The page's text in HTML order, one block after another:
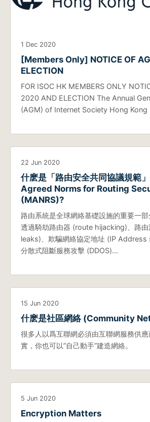
1 Dec 2020
[Members Only] NOTICE OF
ELECTION
FOR ISOC HK MEMBERS ONLY
2020 AND ELECTION The Annual
(AGM) of Internet Society Hong
22 Jun 2020
什麽是「路由安全共同協議規範
Agreed Norms for Routing
(MANRS)?
路由系統是全球網絡基礎設施的重要一
透過騎劫路由器 (route hijacking)、路
leaks)、欺騙網絡協定地址 (IP
分散式阻斷服務攻擊 (DDOS)…
15 Jun 2020
什麽是社區網絡 (Community
很多人以爲互聯網必須由互聯網服務供
實，你也可以”自己動手”建造網絡。
5 Jun 2020
Encryption Matters